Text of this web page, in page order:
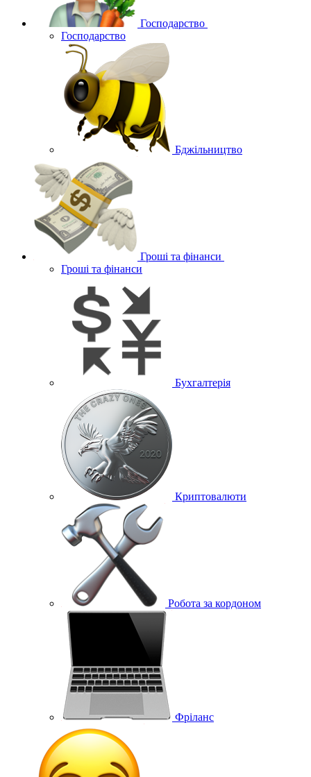
Господарство
Господарство
Бджільництво
Гроші та фінанси
Гроші та фінанси
Бухгалтерія
Криптовалюти
Робота за кордоном
Фріланс